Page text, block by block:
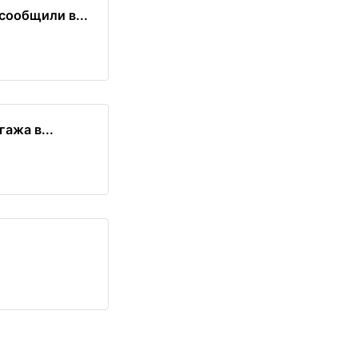
в...
в...